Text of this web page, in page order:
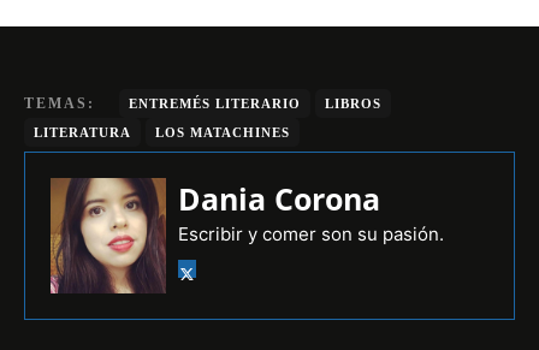
TEMAS: ENTREMÉS LITERARIO
LIBROS
LITERATURA
LOS MATACHINES
Dania Corona
Escribir y comer son su pasión.